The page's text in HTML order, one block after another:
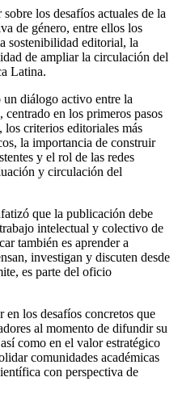
los desafíos actuales de la
de género, entre ellos los
sostenibilidad editorial, la
de ampliar la circulación del
Latina.
un diálogo activo entre la
centrado en los primeros pasos
los criterios editoriales más
la importancia de construir
y el rol de las redes
y circulación del
que la publicación debe
intelectual y colectivo de
también es aprender a
investigan y discuten desde
es parte del oficio
los desafíos concretos que
al momento de difundir su
como en el valor estratégico
comunidades académicas
con perspectiva de